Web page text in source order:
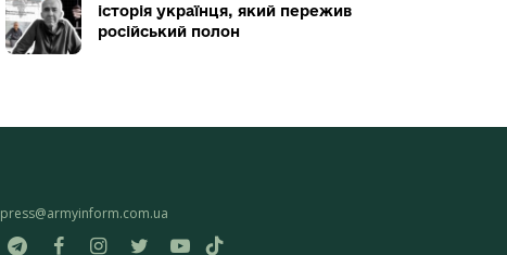
історія українця, який пережив
російський полон
press@armyinform.com.ua